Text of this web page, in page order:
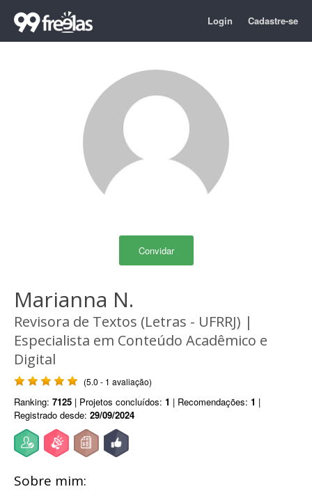
Login Cadastre-se
Convidar
Marianna N.
Revisora de Textos (Letras - UFRRJ) |
Especialista em Conteúdo Acadêmico e
Digital
(5.0 - 1 avaliação)
Ranking: 7125 | Projetos concluídos: 1 | Recomendações: 1 |
Registrado desde: 29/09/2024
Sobre mim: